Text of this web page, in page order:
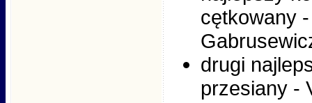
cętkowany
drugi
przesiany -